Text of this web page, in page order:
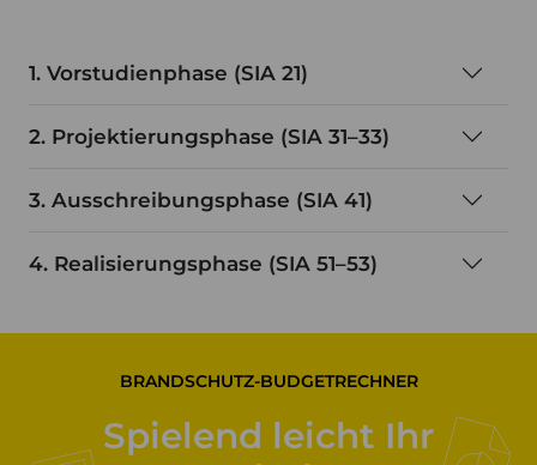
1. Vorstudienphase (SIA 21)
2. Projektierungsphase (SIA 31–33)
3. Ausschreibungsphase (SIA 41)
4. Realisierungsphase (SIA 51–53)
BRANDSCHUTZ-BUDGETRECHNER
Spielend leicht Ihr